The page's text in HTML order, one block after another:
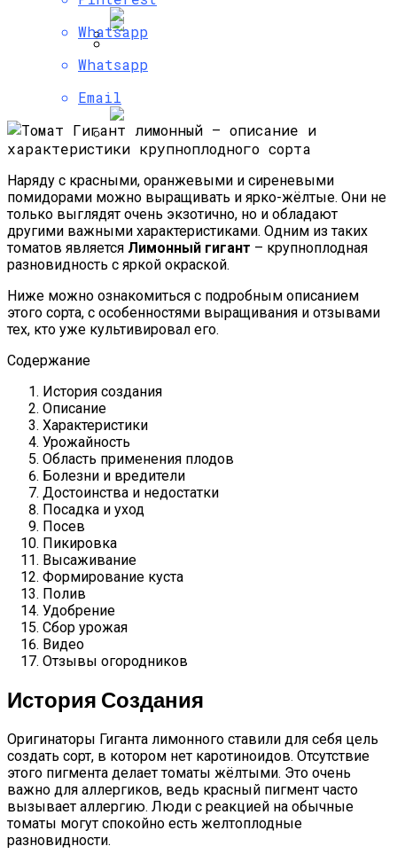
Чтобы Морковка Была Сладкой И
Хрустящей
Быстрорастущий Живой Забор —
Своими Руками Быстро И Просто
Whatsapp
Whatsapp
Email
Наряду с красными, оранжевыми и сиреневыми
помидорами можно выращивать и ярко-жёлтые. Они не
только выглядят очень экзотично, но и обладают
другими важными характеристиками. Одним из таких
томатов является Лимонный гигант – крупноплодная
разновидность с яркой окраской.
Ниже можно ознакомиться с подробным описанием
этого сорта, с особенностями выращивания и отзывами
тех, кто уже культивировал его.
Содержание
История создания
Описание
Характеристики
Урожайность
Область применения плодов
Болезни и вредители
Достоинства и недостатки
Посадка и уход
Посев
Пикировка
Высаживание
Формирование куста
Полив
Удобрение
Сбор урожая
Видео
Отзывы огородников
История Создания
Оригинаторы Гиганта лимонного ставили для себя цель
создать сорт, в котором нет каротиноидов. Отсутствие
этого пигмента делает томаты жёлтыми. Это очень
важно для аллергиков, ведь красный пигмент часто
вызывает аллергию. Люди с реакцией на обычные
томаты могут спокойно есть желтоплодные
разновидности.